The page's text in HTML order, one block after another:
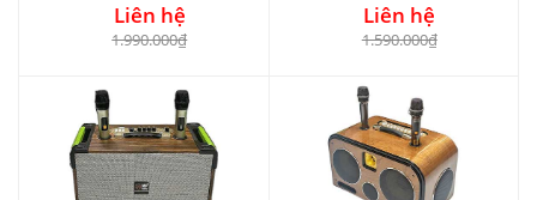
Liên hệ
1.990.000₫
Liên hệ
1.590.000₫